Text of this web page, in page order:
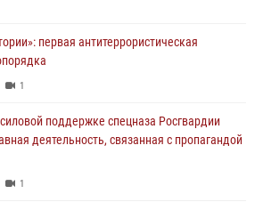
первая антитеррористическая
1
поддержке спецназа Росгвардии
деятельность, связанная с пропагандой
1